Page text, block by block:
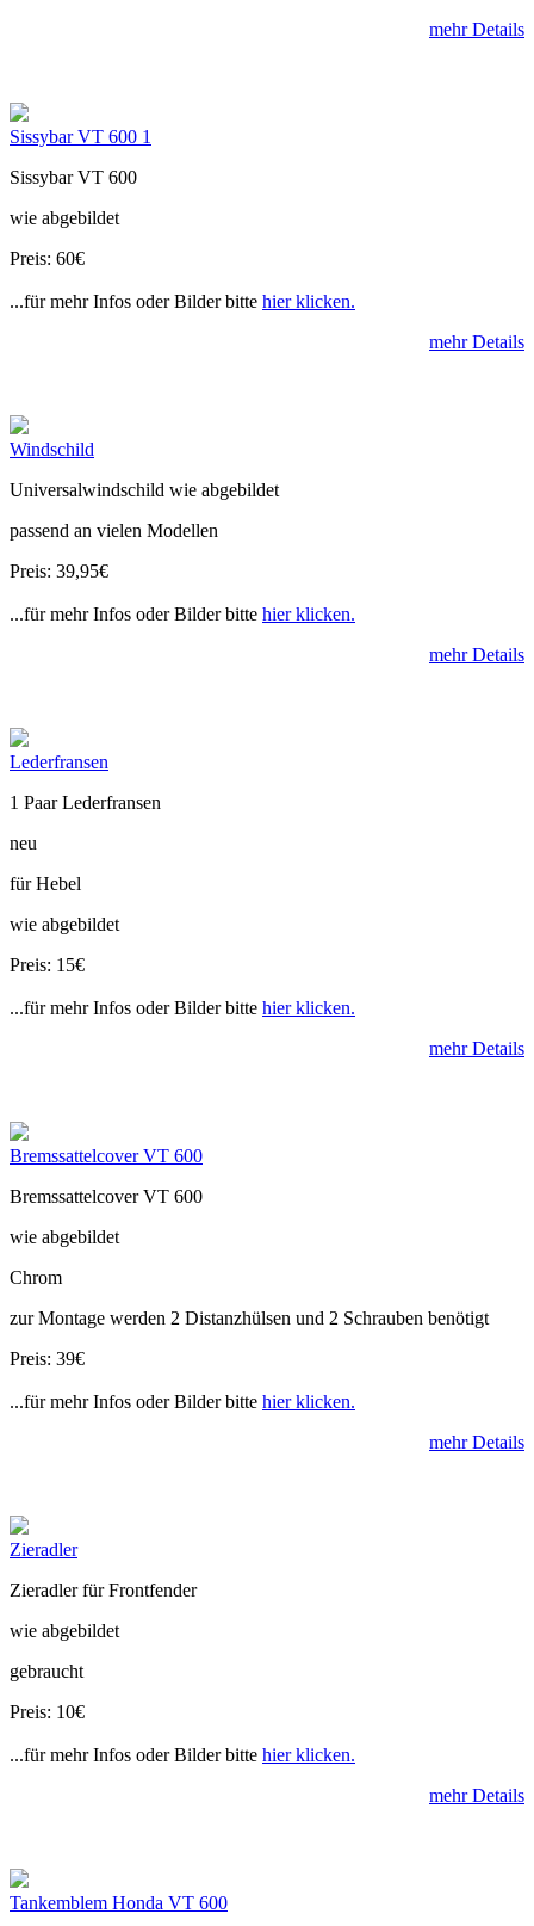
mehr Details
Sissybar VT 600 1
Sissybar VT 600
wie abgebildet
Preis: 60€
...für mehr Infos oder Bilder bitte hier klicken.
mehr Details
Windschild
Universalwindschild wie abgebildet
passend an vielen Modellen
Preis: 39,95€
...für mehr Infos oder Bilder bitte hier klicken.
mehr Details
Lederfransen
1 Paar Lederfransen
neu
für Hebel
wie abgebildet
Preis: 15€
...für mehr Infos oder Bilder bitte hier klicken.
mehr Details
Bremssattelcover VT 600
Bremssattelcover VT 600
wie abgebildet
Chrom
zur Montage werden 2 Distanzhülsen und 2 Schrauben benötigt
Preis: 39€
...für mehr Infos oder Bilder bitte hier klicken.
mehr Details
Zieradler
Zieradler für Frontfender
wie abgebildet
gebraucht
Preis: 10€
...für mehr Infos oder Bilder bitte hier klicken.
mehr Details
Tankemblem Honda VT 600